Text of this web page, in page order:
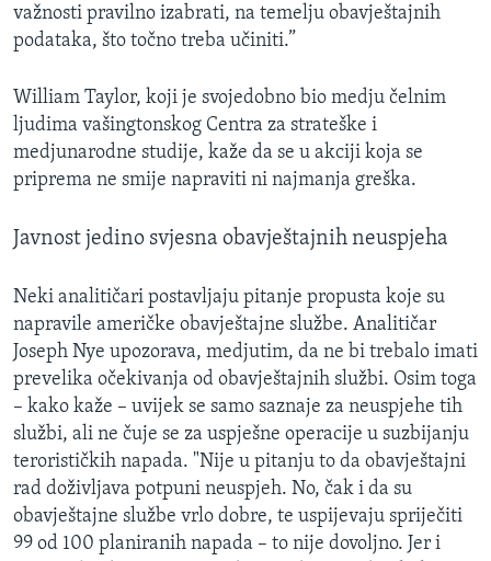
važnosti pravilno izabrati, na temelju obavještajnih
podataka, što točno treba učiniti.”
William Taylor, koji je svojedobno bio medju čelnim
ljudima vašingtonskog Centra za strateške i
medjunarodne studije, kaže da se u akciji koja se
priprema ne smije napraviti ni najmanja greška.
Javnost jedino svjesna obavještajnih neuspjeha
Neki analitičari postavljaju pitanje propusta koje su
napravile američke obavještajne službe. Analitičar
Joseph Nye upozorava, medjutim, da ne bi trebalo imati
prevelika očekivanja od obavještajnih službi. Osim toga
– kako kaže – uvijek se samo saznaje za neuspjehe tih
službi, ali ne čuje se za uspješne operacije u suzbijanju
terorističkih napada. "Nije u pitanju to da obavještajni
rad doživljava potpuni neuspjeh. No, čak i da su
obavještajne službe vrlo dobre, te uspijevaju spriječiti
99 od 100 planiranih napada – to nije dovoljno. Jer i